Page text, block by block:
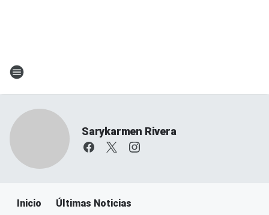
Sarykarmen Rivera
Inicio Últimas Noticias